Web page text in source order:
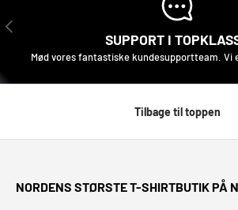
TIDLIGERE
SUPPORT I
Mød vores fantastiske kundesupportteam.
Tilbage til toppen
NORDENS STØRSTE T-SHIRTBUTIK PÅ